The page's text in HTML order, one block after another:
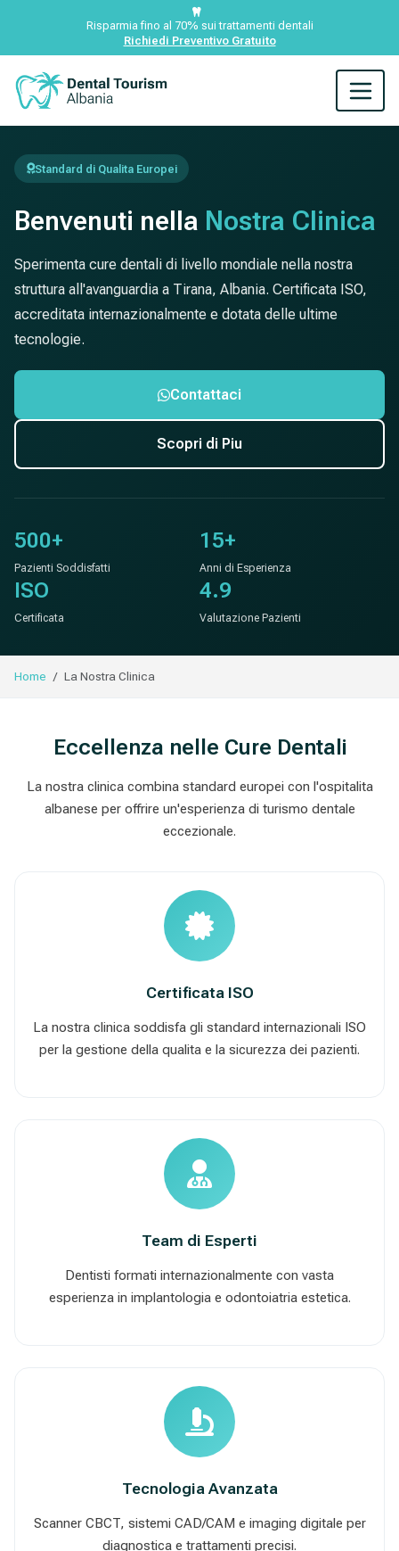
Risparmia fino al 70% sui trattamenti dentali
Richiedi Preventivo Gratuito
Standard di Qualita Europei
Benvenuti nella Nostra Clinica
Sperimenta cure dentali di livello mondiale nella nostra
struttura all'avanguardia a Tirana, Albania. Certificata ISO,
accreditata internazionalmente e dotata delle ultime
tecnologie.
Contattaci
Scopri di Piu
500+
Pazienti Soddisfatti
15+
Anni di Esperienza
ISO
Certificata
4.9
Valutazione Pazienti
Home La Nostra Clinica
Eccellenza nelle Cure Dentali
La nostra clinica combina standard europei con l'ospitalita
albanese per offrire un'esperienza di turismo dentale
eccezionale.
Certificata ISO
La nostra clinica soddisfa gli standard internazionali ISO
per la gestione della qualita e la sicurezza dei pazienti.
Team di Esperti
Dentisti formati internazionalmente con vasta
esperienza in implantologia e odontoiatria estetica.
Tecnologia Avanzata
Scanner CBCT, sistemi CAD/CAM e imaging digitale per
diagnostica e trattamenti precisi.